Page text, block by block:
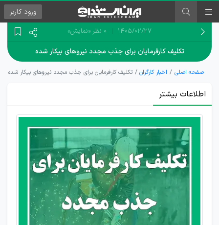
ورود کاربر
۱۴۰۵/۰۲/۲۷ 0 نظر «نمایش»
تکلیف کارفرمایان برای جذب مجدد نیروهای بیکار شده
صفحه اصلی اخبار کارگران تکلیف کارفرمایان برای جذب مجدد نیروهای بیکار شده
اطلاعات بیشتر
تعلیق
نیروی
کار
چیست؟